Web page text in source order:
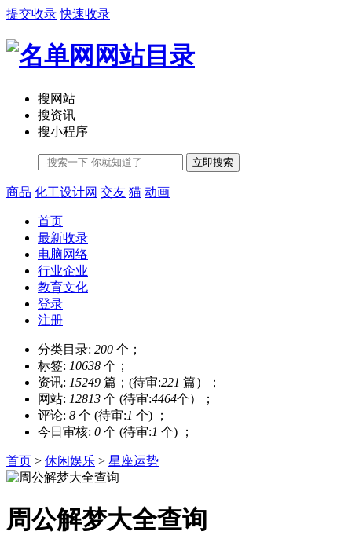
提交收录 快速收录
搜网站
搜资讯
搜小程序
立即搜索
商品 化工设计网 交友 猫 动画
首页
最新收录
电脑网络
行业企业
教育文化
登录
注册
分类目录: 200 个；
标签: 10638 个；
资讯: 15249 篇；(待审:221 篇）；
网站: 12813 个 (待审:4464个）；
评论: 8 个 (待审:1 个) ；
今日审核: 0 个 (待审:1 个) ；
首页 > 休闲娱乐 > 星座运势
周公解梦大全查询